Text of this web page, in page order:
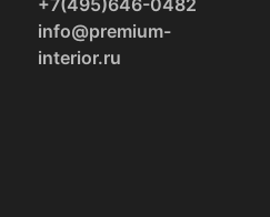
info@premium-
interior.ru